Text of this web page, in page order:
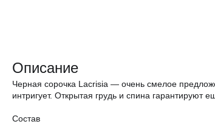
Описание
Черная сорочка Lacrisia — очень смелое
интригует. Открытая грудь и спина гарантируют
Состав